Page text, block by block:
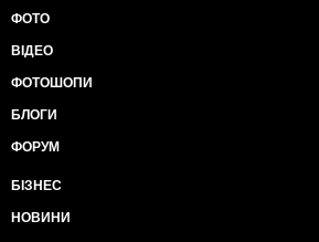
ФОТО
ВІДЕО
ФОТОШОПИ
БЛОГИ
ФОРУМ
БІЗНЕС
НОВИНИ